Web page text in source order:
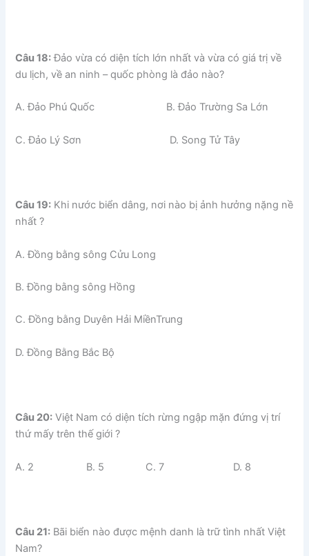
Câu 18:Đảo vừa có diện tích lớn nhất và vừa có giá trị về
du lịch, về an ninh – quốc phòng là đảo nào?
A. Đảo Phú Quốc B. Đảo Trường Sa Lớn
C. Đảo Lý Sơn D. Song Tử Tây
Câu 19: Khi nước biển dâng, nơi nào bị ảnh hưởng nặng nề
nhất ?
A. Đồng bằng sông Cửu Long
B. Đồng bằng sông Hồng
C. Đồng bằng Duyên Hải MiềnTrung
D. Đồng Bằng Bắc Bộ
Câu 20: Việt Nam có diện tích rừng ngập mặn đứng vị trí
thứ mấy trên thế giới ?
A. 2 B. 5 C. 7 D. 8
Câu 21: Bãi biển nào được mệnh danh là trữ tình nhất Việt
Nam?